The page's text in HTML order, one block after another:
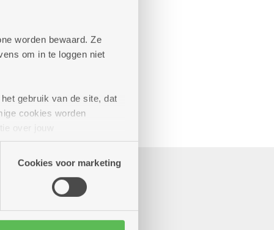
worden bewaard. Ze
om in te loggen niet
gebruik van de site, dat
cookies worden
kunnen deze gegevens
Cookies voor marketing